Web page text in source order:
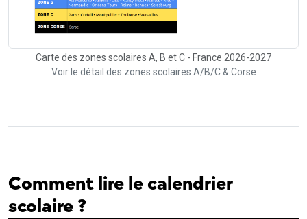
Carte des zones scolaires A, B et C - France 2026-2027
Voir le détail des zones scolaires A/B/C & Corse
Comment lire le calendrier
scolaire ?